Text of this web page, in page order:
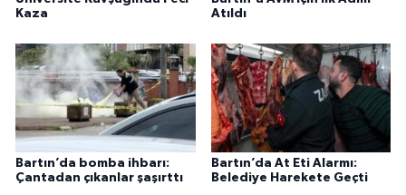
Kaza
Atıldı
Bartın’da bomba ihbarı:
Çantadan çıkanlar şaşırttı
Bartın’da At Eti Alarmı:
Belediye Harekete Geçti